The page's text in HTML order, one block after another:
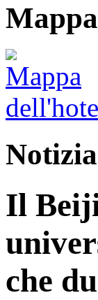
Notizia
Il
che